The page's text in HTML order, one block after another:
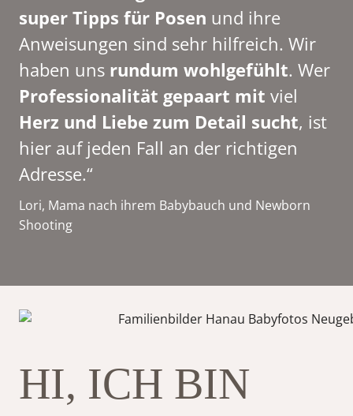
super Tipps für Posen und ihre
Anweisungen sind sehr hilfreich. Wir
haben uns rundum wohlgefühlt. Wer
Professionalität gepaart mit viel
Herz und Liebe zum Detail sucht, ist
hier auf jeden Fall an der richtigen
Adresse.“
Lori, Mama nach ihrem Babybauch und Newborn
Shooting
HI, ICH BIN